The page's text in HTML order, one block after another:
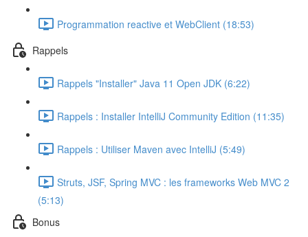
Programmation reactive et WebClient (18:53)
Rappels
Rappels "Installer" Java 11 Open JDK (6:22)
Rappels : Installer IntelliJ Community Edition (11:35)
Rappels : Utiliser Maven avec IntelliJ (5:49)
Struts, JSF, Spring MVC : les frameworks Web MVC 2
(5:13)
Bonus